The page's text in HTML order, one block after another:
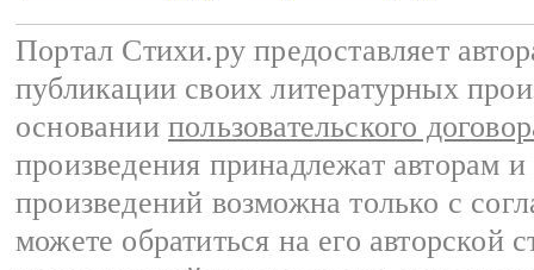
Портал Стихи.ру предоставляет
публикации своих литературных
основании пользовательского
произведения принадлежат авторам
произведений возможна только с
можете обратиться на его авторской